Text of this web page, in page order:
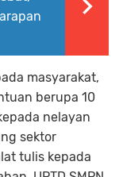
masyarakat,
berupa 10
nelayan
sektor
tulis kepada